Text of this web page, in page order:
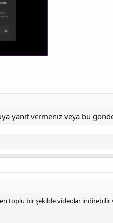
yanıt vermeniz veya bu
toplu bir şekilde videolar indirebilir